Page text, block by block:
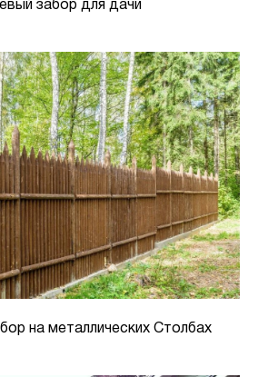
забор для дачи
на металлических Столбах